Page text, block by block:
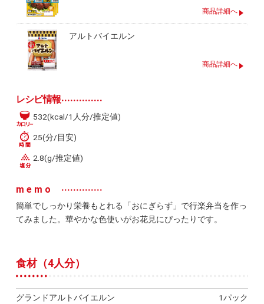
商品詳細へ
アルトバイエルン
商品詳細へ
レシピ情報
532(kcal/1人分/推定値)
25(分/目安)
2.8(g/推定値)
memo
簡単でしっかり栄養もとれる「おにぎらず」で行楽弁当を作っ
てみました。華やかな色使いがお花見にぴったりです。
食材（4人分）
グランドアルトバイエルン
1パック